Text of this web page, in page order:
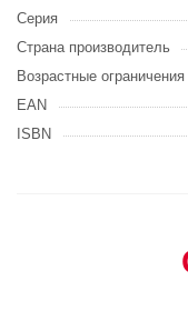
Серия
Страна производитель
Возрастные ограничения
EAN
ISBN